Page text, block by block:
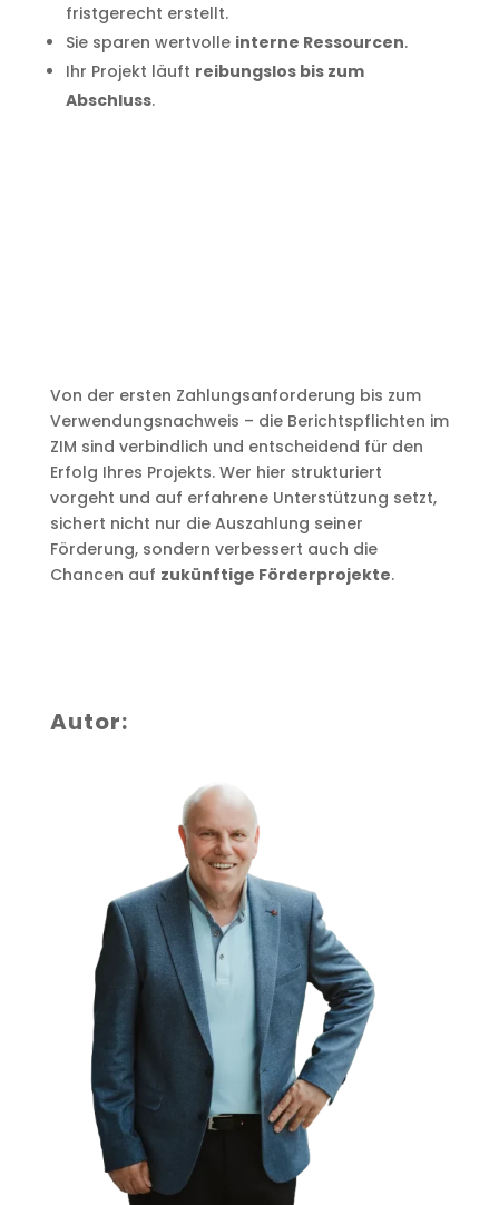
fristgerecht erstellt.
Sie sparen wertvolle interne Ressourcen.
Ihr Projekt läuft reibungslos bis zum
Abschluss.
Von der ersten Zahlungsanforderung bis zum
Verwendungsnachweis – die Berichtspflichten im
ZIM sind verbindlich und entscheidend für den
Erfolg Ihres Projekts. Wer hier strukturiert
vorgeht und auf erfahrene Unterstützung setzt,
sichert nicht nur die Auszahlung seiner
Förderung, sondern verbessert auch die
Chancen auf zukünftige Förderprojekte.
Autor: